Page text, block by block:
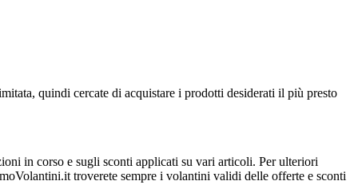
quindi cercate di acquistare i prodotti desiderati il più presto
in corso e sugli sconti applicati su vari articoli. Per ulteriori
troverete sempre i volantini validi delle offerte e sconti